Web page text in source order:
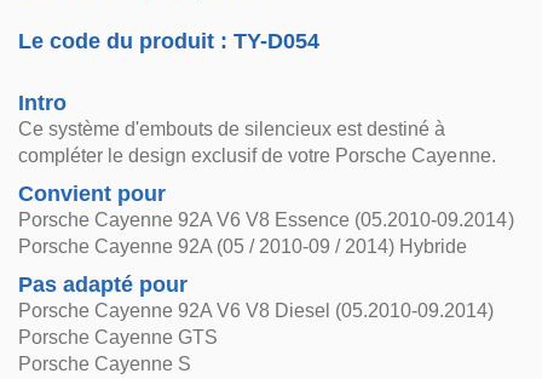
Le code du produit :TY-D054
Intro
Ce système d'embouts de silencieux est destiné à
compléter le design exclusif de votre Porsche Cayenne.
Convient pour
Porsche Cayenne 92A V6 V8 Essence (05.2010-09.2014)
Porsche Cayenne 92A (05 / 2010-09 / 2014) Hybride
Pas adapté pour
Porsche Cayenne 92A V6 V8 Diesel (05.2010-09.2014)
Porsche Cayenne GTS
Porsche Cayenne S